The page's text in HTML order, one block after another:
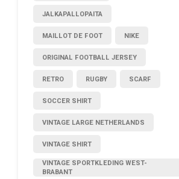
JALKAPALLOPAITA
MAILLOT DE FOOT NIKE
ORIGINAL FOOTBALL JERSEY
RETRO RUGBY SCARF
SOCCER SHIRT
VINTAGE LARGE NETHERLANDS
VINTAGE SHIRT
VINTAGE SPORTKLEDING WEST-
BRABANT